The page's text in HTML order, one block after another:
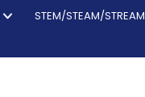
STEM/STEAM/STREAM